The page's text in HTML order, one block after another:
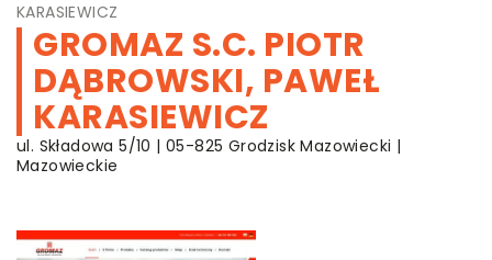
KARASIEWICZ
GROMAZ S.C. PIOTR
DĄBROWSKI, PAWEŁ
KARASIEWICZ
ul. Składowa 5/10 | 05-825 Grodzisk Mazowiecki |
Mazowieckie